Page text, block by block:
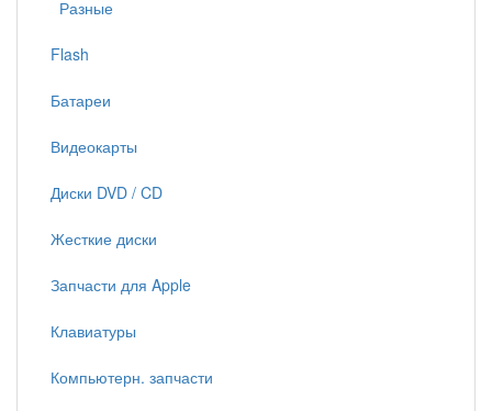
Разные
Flash
Батареи
Видеокарты
Диски DVD / CD
Жесткие диски
Запчасти для Apple
Клавиатуры
Компьютерн. запчасти